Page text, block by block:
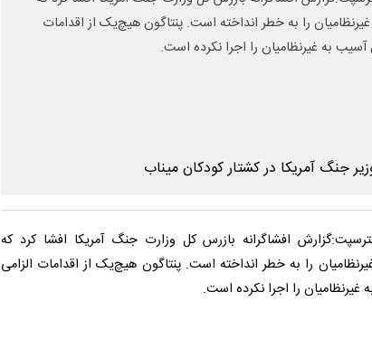
را به خطر انداخته است. پنتاگون هیچ‌یک از اقدامات
به غیرنظامیان را اجرا نکرده است.
افشاگرانه بازرس کل وزارت جنگ آمریکا افشا کرد که
را به خطر انداخته است. پنتاگون هیچ‌یک از اقدامات الزامی
را اجرا نکرده است.